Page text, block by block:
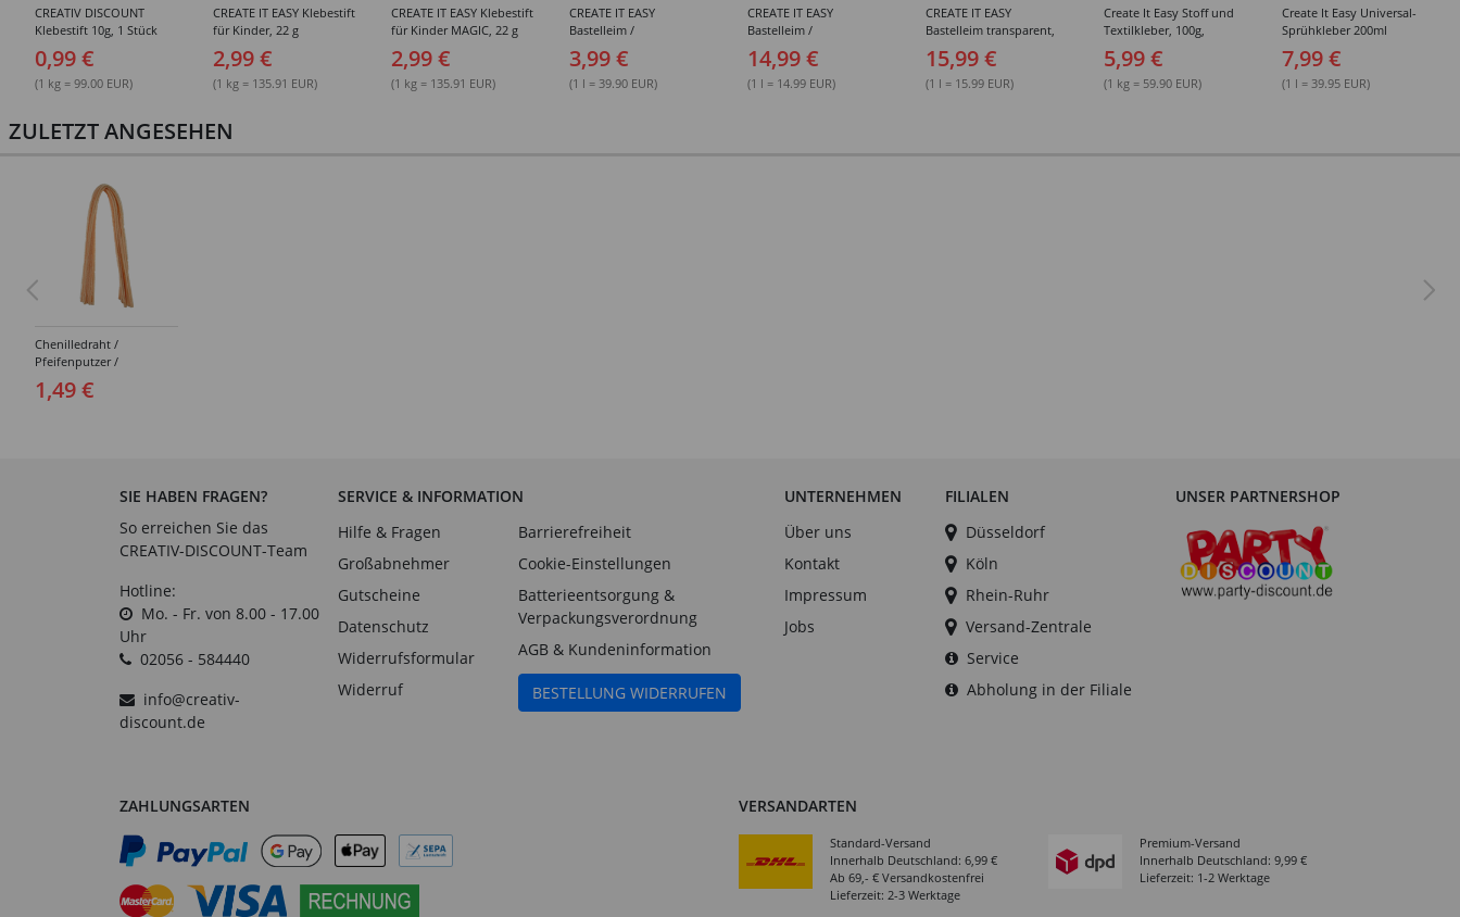
CREATIV DISCOUNT
Klebestift 10g, 1 Stück
0,99 €
(1 kg = 99.00 EUR)
CREATE IT EASY Klebestift
für Kinder, 22 g
2,99 €
(1 kg = 135.91 EUR)
CREATE IT EASY Klebestift
für Kinder MAGIC, 22 g
2,99 €
(1 kg = 135.91 EUR)
CREATE IT EASY
Bastelleim /
Buchbinderleim, 100 ml
3,99 €
(1 l = 39.90 EUR)
CREATE IT EASY
Bastelleim /
Buchbinderleim, 1000 ml
14,99 €
(1 l = 14.99 EUR)
CREATE IT EASY
Bastelleim transparent,
ohne Lösungsmittel,
1000 ml
15,99 €
(1 l = 15.99 EUR)
Create It Easy Stoff und
Textilkleber, 100g,
Kunststoffflasche mit
Maldüse
5,99 €
(1 kg = 59.90 EUR)
Create It Easy Universal-
Sprühkleber 200ml
(permanent)
7,99 €
(1 l = 39.95 EUR)
ZULETZT ANGESEHEN
Chenilledraht /
Pfeifenputzer /
Biegeplüsch, 8mm x
50cm, 10 Stk., Pfirsich
1,49 €
SIE HABEN FRAGEN?
So erreichen Sie das
CREATIV-DISCOUNT-Team
Hotline:
Mo. - Fr. von 8.00 - 17.00
Uhr
02056 - 584440
info@creativ-
discount.de
SERVICE & INFORMATION
Hilfe & Fragen
Großabnehmer
Gutscheine
Datenschutz
Widerrufsformular
Widerruf
Barrierefreiheit
Cookie-Einstellungen
Batterieentsorgung &
Verpackungsverordnung
AGB & Kundeninformation
BESTELLUNG WIDERRUFEN
UNTERNEHMEN
Über uns
Kontakt
Impressum
Jobs
FILIALEN
Düsseldorf
Köln
Rhein-Ruhr
Versand-Zentrale
Service
Abholung in der Filiale
UNSER PARTNERSHOP
ZAHLUNGSARTEN VERSANDARTEN
Standard-Versand
Innerhalb Deutschland: 6,99 €
Ab 69,- € Versandkostenfrei
Lieferzeit: 2-3 Werktage
Premium-Versand
Innerhalb Deutschland: 9,99 €
Lieferzeit: 1-2 Werktage